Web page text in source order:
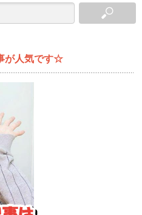
が人気です☆